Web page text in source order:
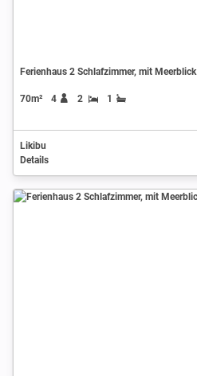
Ferienhaus 2 Schlafzimmer, mit Meerblick
70m² 4 2 1
Likibu
Details